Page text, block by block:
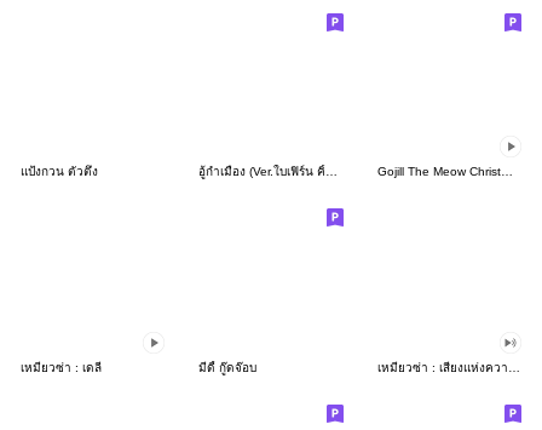
แป้งกวน ตัวตึง อู้กำเมือง (Ver.ใบเฟิร์น คิ้วเกิร์ล) Gojill The Meow Christmas & New Year
เหมียวซ่า : เดลี่ มีดี้ กู๊ดจ๊อบ